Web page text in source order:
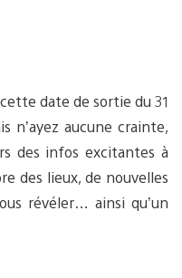
date de sortie du 31
n’ayez aucune crainte,
des infos excitantes à
des lieux, de nouvelles
révéler… ainsi qu’un